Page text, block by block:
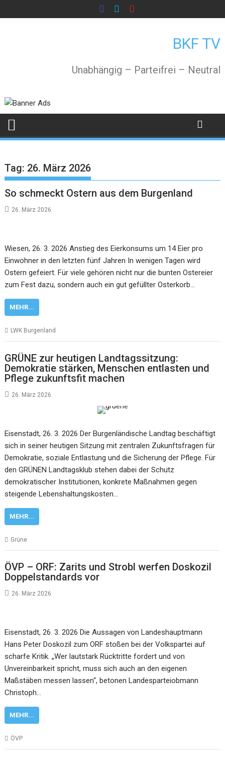
to
BKF TV
Unabhängig – Parteifrei – Neutral
Tag: 26. März 2026
So schmeckt Ostern aus dem Burgenland
26. März 2026
Wiesen, 26. 3. 2026 Anstieg des Eierkonsums um 14 Eier pro
Einwohner in den letzten fünf Jahren In wenigen Tagen wird
Ostern gefeiert. Für viele gehören nicht nur die bunten Ostereier
zum Fest dazu, sondern auch ein gut gefüllter Osterkorb…
MEHR...
LWK Burgenland
GRÜNE zur heutigen Landtagssitzung:
Demokratie stärken, Menschen entlasten und
Pflege zukunftsfit machen
26. März 2026
Eisenstadt, 26. 3. 2026 Der Burgenländische Landtag beschäftigt
sich in seiner heutigen Sitzung mit zentralen Zukunftsfragen für
Demokratie, soziale Entlastung und die Sicherung der Pflege. Für
den GRÜNEN Landtagsklub stehen dabei der Schutz
demokratischer Institutionen, konkrete Maßnahmen gegen
steigende Lebenshaltungskosten…
MEHR...
Grüne
ÖVP – ORF: Zarits und Strobl werfen Doskozil
Doppelstandards vor
26. März 2026
Eisenstadt, 26. 3. 2026 Die Aussagen von Landeshauptmann
Hans Peter Doskozil zum ORF stoßen bei der Volkspartei auf
scharfe Kritik. „Wer lautstark Rücktritte fordert und von
Unvereinbarkeit spricht, muss sich auch an den eigenen
Maßstäben messen lassen“, betonen Landesparteiobmann
Christoph…
MEHR...
ÖVP